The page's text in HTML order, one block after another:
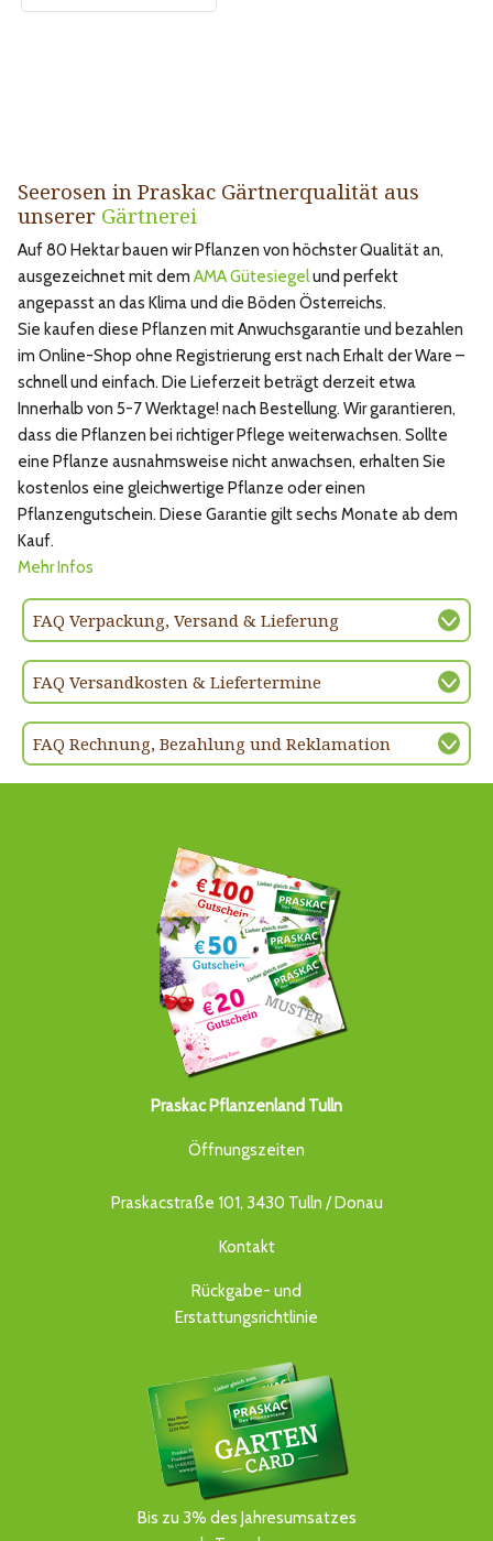
Seerosen in Praskac Gärtnerqualität aus
unserer Gärtnerei
Auf 80 Hektar bauen wir Pflanzen von höchster Qualität an,
ausgezeichnet mit dem AMA Gütesiegelund perfekt
angepasst an das Klima und die Böden Österreichs.
Sie kaufen diese Pflanzen mit Anwuchsgarantie und bezahlen
im Online-Shop ohne Registrierung erst nach Erhalt der Ware –
schnell und einfach. Die Lieferzeit beträgt derzeit etwa
Innerhalb von 5-7 Werktage! nach Bestellung. Wir garantieren,
dass die Pflanzen bei richtiger Pflege weiterwachsen. Sollte
eine Pflanze ausnahmsweise nicht anwachsen, erhalten Sie
kostenlos eine gleichwertige Pflanze oder einen
Pflanzengutschein. Diese Garantie gilt sechs Monate ab dem
Kauf.
Mehr Infos
FAQ Verpackung, Versand & Lieferung
FAQ Versandkosten & Liefertermine
FAQ Rechnung, Bezahlung und Reklamation
Praskac Pflanzenland Tulln
Öffnungszeiten
Praskacstraße 101, 3430 Tulln / Donau
Kontakt
Rückgabe- und
Erstattungsrichtlinie
Bis zu 3% des Jahresumsatzes